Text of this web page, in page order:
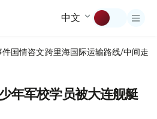
中文
件国情咨文跨里海国际运输路线/中间走廊
年军校学员被大连舰艇